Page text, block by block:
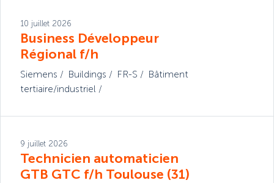
10 juillet 2026
Business Développeur
Régional f/h
Siemens Buildings FR-S
Bâtiment
tertiaire/industriel
9 juillet 2026
Technicien automaticien
GTB GTC f/h Toulouse (31)